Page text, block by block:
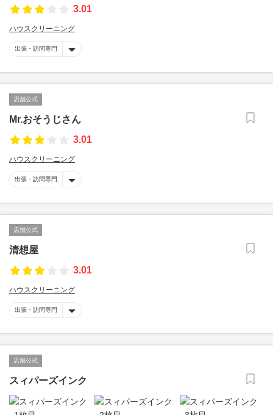
3.01
ハウスクリーニング
出張・訪問専門
店舗公式
Mr.おそうじさん
3.01
ハウスクリーニング
出張・訪問専門
店舗公式
清想屋
3.01
ハウスクリーニング
出張・訪問専門
店舗公式
スィパーズインク